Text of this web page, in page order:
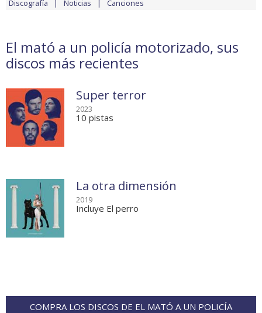
Discografía Noticias Canciones
El mató a un policía motorizado, sus
discos más recientes
Super terror
2023
10 pistas
La otra dimensión
2019
Incluye El perro
COMPRA LOS DISCOS DE EL MATÓ A UN POLICÍA